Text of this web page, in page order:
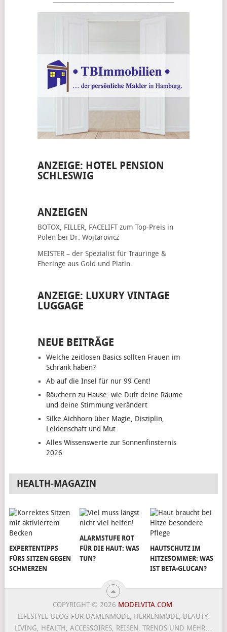
ANZEIGE: HOTEL PENSION
SCHLESWIG
ANZEIGEN
BOTOX, FILLER, FACELIFTzum Top-Preis in
Polen bei Dr. Wojtarovicz
MEISTER – der Spezialist für Trauringe &
Eheringe aus Gold und Platin.
ANZEIGE: LUXURY VINTAGE
LUGGAGE
NEUE BEITRÄGE
Welche zeitlosen Basics sollten Frauen im
Schrank haben?
Ab auf die Insel für nur 99 Cent!
Räuchern zu Hause: wie Duft deine Räume
und deine Stimmung verändert
Silke Aichhorn über Magie, Disziplin,
Leidenschaft und Mut
Alles Wissenswerte zur Sonnenfinsternis
2026
HEALTH-MAGAZIN
EXPERTENTIPPS
FÜRS SITZEN GEGEN
SCHMERZEN
ALARMSTUFE ROT
FÜR DIE HAUT: WAS
TUN?
HAUTSCHUTZ IM
HITZESOMMER: WAS
IST BETA-GLUCAN?
COPYRIGHT © 2026 MODELVITA.COM.
LIFESTYLE-BLOG FÜR DAMENMODE, HERRENMODE, BEAUTY,
LIVING, HEALTH, ACCESSOIRES, REISEN, TRENDS UND MEHR…